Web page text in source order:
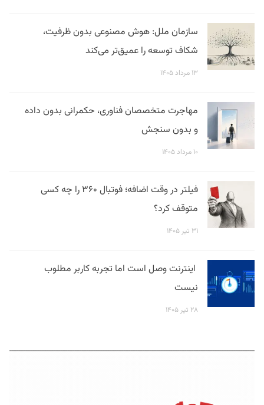
سازمان ملل: هوش مصنوعی بدون ظرفیت،
شکاف توسعه را عمیق‌تر می‌کند
۱۳ مرداد ۱۴۰۵
مهاجرت متخصصان فناوری، حکمرانی بدون داده
و بدون سنجش
۱۰ مرداد ۱۴۰۵
فیلتر در وقت اضافه؛ فوتبال ۳۶۰ را چه کسی
متوقف کرد؟
۳۱ تیر ۱۴۰۵
اینترنت وصل است اما تجربه کاربر مطلوب
نیست
۲۸ تیر ۱۴۰۵